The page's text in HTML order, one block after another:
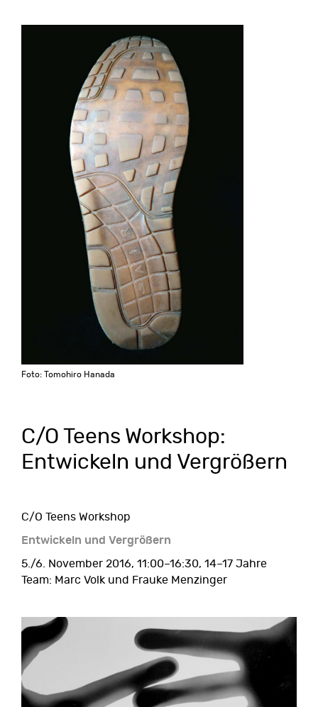
Foto: Tomohiro Hanada
C/O Teens Workshop:
Entwickeln und Vergrößern
C/O Teens Workshop
Entwickeln und Vergrößern
5./6. November 2016, 11:00–16:30, 14–17 Jahre
Team: Marc Volk und Frauke Menzinger